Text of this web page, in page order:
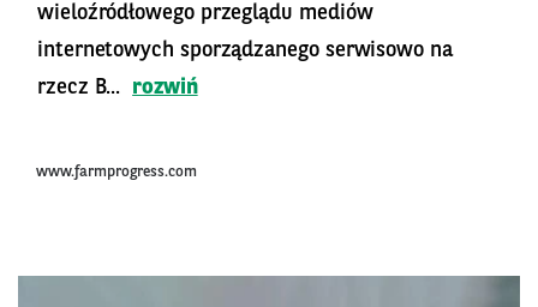
wieloźródłowego przeglądu mediów
internetowych sporządzanego serwisowo na
rzecz B...
rozwiń
www.farmprogress.com